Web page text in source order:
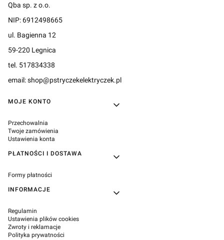
Qba sp. z o.o.
NIP: 6912498665
ul. Bagienna 12
59-220 Legnica
tel. 517834338
email: shop@pstryczekelektryczek.pl
Linki w stopce
MOJE KONTO
Przechowalnia
Twoje zamówienia
Ustawienia konta
PŁATNOŚCI I DOSTAWA
Formy płatności
INFORMACJE
Regulamin
Ustawienia plików cookies
Zwroty i reklamacje
Polityka prywatności